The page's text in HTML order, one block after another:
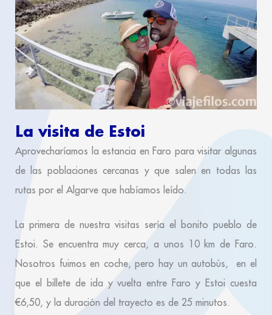
La visita de Estoi
Aprovecharíamos la estancia en Faro para visitar algunas
de las poblaciones cercanas y que salen en todas las
rutas por el Algarve que habíamos leído.
La primera de nuestra visitas sería el bonito pueblo de
Estoi. Se encuentra muy cerca, a unos 10 km de Faro.
Nosotros fuimos en coche, pero hay un autobús, en el
que el billete de ida y vuelta entre Faro y Estoi cuesta
€6,50, y la duración del trayecto es de 25 minutos.